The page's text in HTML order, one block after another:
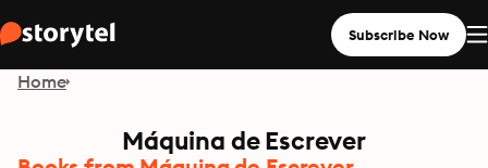
Subscribe Now
Home
Máquina de Escrever